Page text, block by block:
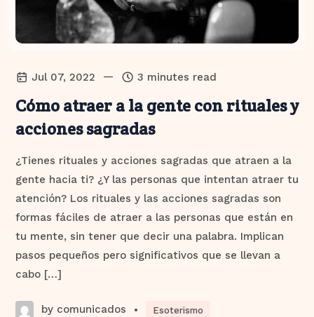
Jul 07, 2022 — 3 minutes read
Cómo atraer a la gente con rituales y
acciones sagradas
¿Tienes rituales y acciones sagradas que atraen a la
gente hacia ti? ¿Y las personas que intentan atraer tu
atención? Los rituales y las acciones sagradas son
formas fáciles de atraer a las personas que están en
tu mente, sin tener que decir una palabra. Implican
pasos pequeños pero significativos que se llevan a
cabo […]
by comunicados • Esoterismo